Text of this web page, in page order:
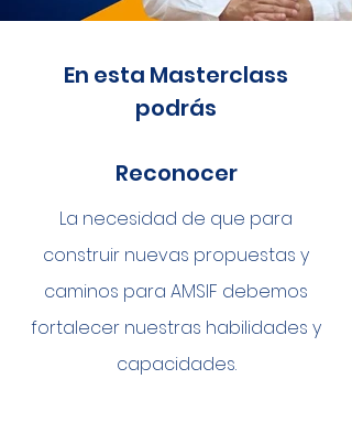
En esta Masterclass
podrás
Reconocer
La necesidad de que para
construir nuevas propuestas y
caminos para AMSIF debemos
fortalecer nuestras habilidades y
capacidades.